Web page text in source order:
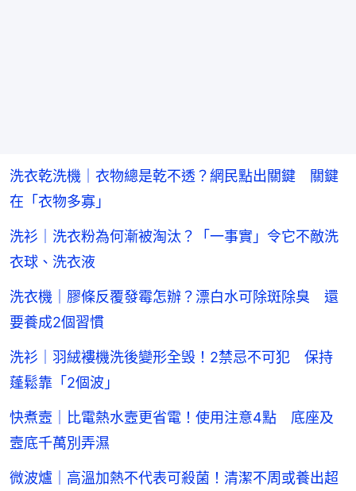
洗衣乾洗機｜衣物總是乾不透？網民點出關鍵 關鍵
在「衣物多寡」
洗衫｜洗衣粉為何漸被淘汰？「一事實」令它不敵洗
衣球、洗衣液
洗衣機｜膠條反覆發霉怎辦？漂白水可除斑除臭 還
要養成2個習慣
洗衫｜羽絨褸機洗後變形全毁！2禁忌不可犯 保持
蓬鬆靠「2個波」
快煮壼｜比電熱水壼更省電！使用注意4點 底座及
壼底千萬別弄濕
微波爐｜高溫加熱不代表可殺菌！清潔不周或養出超